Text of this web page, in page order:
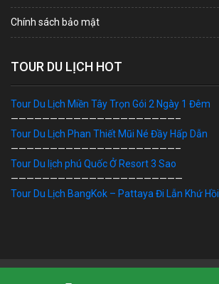
Chính sách bảo mật
TOUR DU LỊCH HOT
Tour Du Lịch Miền Tây Trọn Gói 2 Ngày 1 Đêm
—————————————————————–
Tour Du Lịch Phan Thiết Mũi Né Đầy Hấp Dẫn
—————————————————————–
Tour Du lịch phú Quốc Ở Resort 3 Sao
——————————————————————
Tour Du Lịch BangKok – Pattaya Đi Lẫn Khứ Hồi